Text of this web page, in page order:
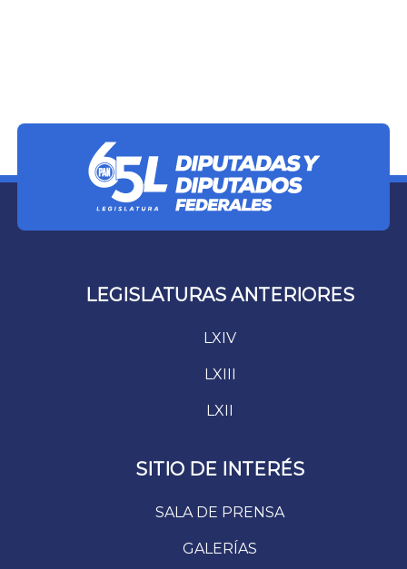
LEGISLATURAS ANTERIORES
LXIV
LXIII
LXII
SITIO DE INTERÉS
SALA DE PRENSA
GALERÍAS